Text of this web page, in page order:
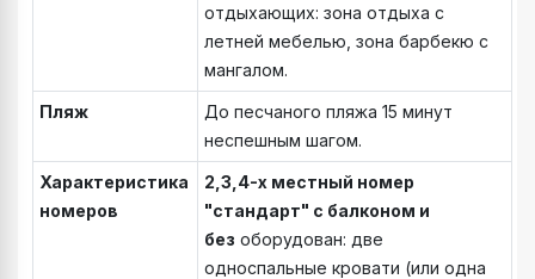
отдыхающих: зона отдыха с
летней мебелью, зона барбекю с
мангалом.
Пляж
До песчаного пляжа 15 минут
неспешным шагом.
Характеристика
номеров
2,3,4-х местный номер
"стандарт" с балконом и
без оборудован: две
односпальные кровати (или одна